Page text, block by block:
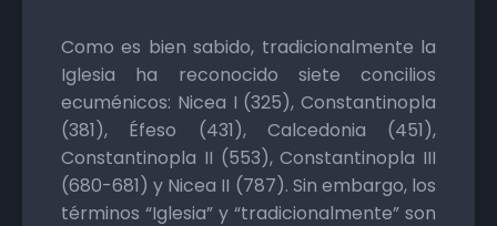
Como es bien sabido, tradicionalmente la
Iglesia ha reconocido siete concilios
ecuménicos: Nicea I (325), Constantinopla
(381), Éfeso (431), Calcedonia (451),
Constantinopla II (553), Constantinopla III
(680-681) y Nicea II (787). Sin embargo, los
términos “Iglesia” y “tradicionalmente” son